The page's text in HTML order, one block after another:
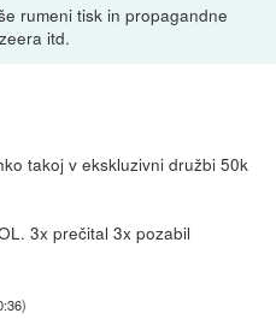
rumeni tisk in propagandne
itd.
takoj v ekskluzivni družbi 50k
3x prečital 3x pozabil
)